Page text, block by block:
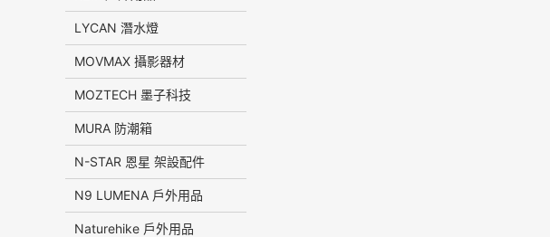
LYCAN 潛水燈
MOVMAX 攝影器材
MOZTECH 墨子科技
MURA 防潮箱
N-STAR 恩星 架設配件
N9 LUMENA 戶外用品
Naturehike 戶外用品